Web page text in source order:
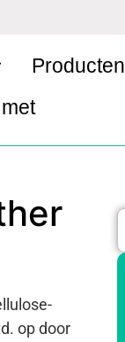
Producten
op door